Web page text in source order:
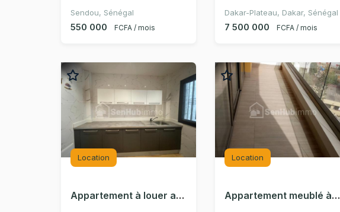
Sendou, Sénégal
550 000 FCFA / mois
Dakar-Plateau, Dakar, Sénégal
7 500 000 FCFA / mois
Location
Appartement à louer au mamelle
Location
Appartement meublé à Mermoz